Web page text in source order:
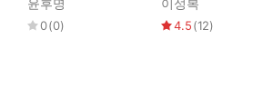
윤후명
0(0)
이성복
4.5(12)